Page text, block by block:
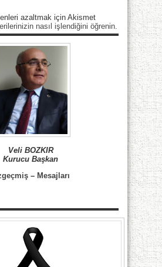
azaltmak için Akismet
nasıl işlendiğini öğrenin.
Veli BOZKIR
Kurucu Başkan
– Mesajları